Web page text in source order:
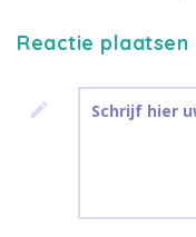
Reactie plaatsen